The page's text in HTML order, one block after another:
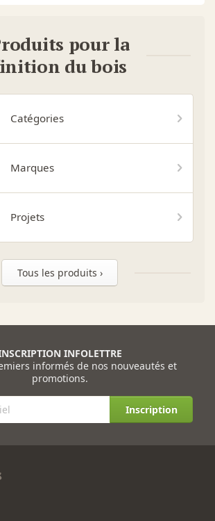
pour la
du bois
Catégories
Marques
Projets
Tous les produits ›
INFOLETTRE
informés de nos nouveautés et
promotions.
Inscription